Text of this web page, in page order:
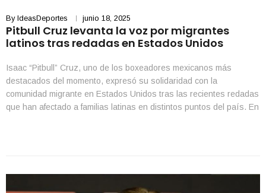
By IdeasDeportes junio 18, 2025
Pitbull Cruz levanta la voz por migrantes
latinos tras redadas en Estados Unidos
Isaac “Pitbull” Cruz, uno de los boxeadores mexicanos más
destacados del momento, expresó su solidaridad con la
comunidad migrante en Estados Unidos tras las recientes redadas
que han afectado a familias latinas en distintos puntos del país. En